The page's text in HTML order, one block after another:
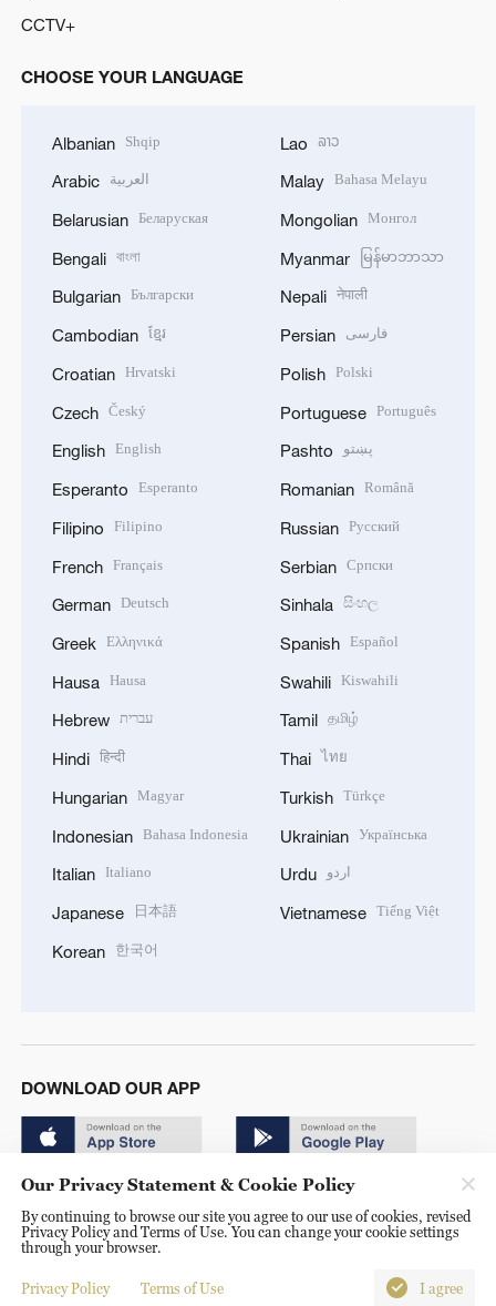
CCTV+
CHOOSE YOUR LANGUAGE
Albanian Shqip
Arabic العربية
Belarusian Беларуская
Bengali বাংলা
Bulgarian Български
Cambodian ខ្មែរ
Croatian Hrvatski
Czech Český
English English
Esperanto Esperanto
Filipino Filipino
French Français
German Deutsch
Greek Ελληνικά
Hausa Hausa
Hebrew עברית
Hindi हिन्दी
Hungarian Magyar
Indonesian Bahasa Indonesia
Italian Italiano
Japanese 日本語
Korean 한국어
Lao ລາວ
Malay Bahasa Melayu
Mongolian Монгол
Myanmar မြန်မာဘာသာ
Nepali नेपाली
Persian فارسی
Polish Polski
Portuguese Português
Pashto پښتو
Romanian Română
Russian Русский
Serbian Српски
Sinhala සිංහල
Spanish Español
Swahili Kiswahili
Tamil தமிழ்
Thai ไทย
Turkish Türkçe
Ukrainian Українська
Urdu اردو
Vietnamese Tiếng Việt
DOWNLOAD OUR APP
© China Radio International.CRI. All Rights Reserved. 16A
Shijingshan Road, Beijing, China. 100040
Our Privacy Statement & Cookie Policy
By continuing to browse our site you agree to our use of cookies, revised
Privacy Policy and Terms of Use. You can change your cookie settings
through your browser.
Privacy Policy Terms of Use I agree